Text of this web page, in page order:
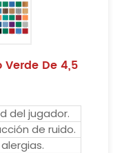
De 4,5
del jugador.
de ruido.